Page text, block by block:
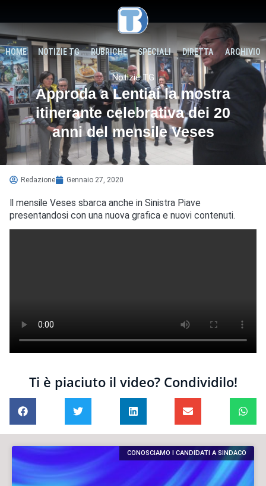
HOME NOTIZIE TG RUBRICHE SPECIALI DIRETTA ARCHIVIO
Notizie TG
Approda a Lentiai la mostra
itinerante celebrativa dei 20
anni del mensile Veses
Redazione Gennaio 27, 2020
Il mensile Veses sbarca anche in Sinistra Piave
presentandosi con una nuova grafica e nuovi contenuti.
Ti è piaciuto il video? Condividilo!
CONOSCIAMO I CANDIDATI A SINDACO